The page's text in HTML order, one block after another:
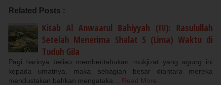
Related Posts :
Kitab Al Anwaarul Bahiyyah (IV): Rasulullah
Setelah Menerima Shalat 5 (Lima) Waktu di
Tuduh Gila
Pagi harinya beliau memberitahukan mukjizat yang agung ini
kepada umatnya, maka sebagian besar diantara mereka
mendustakan bahkan mengataka…
Read More...